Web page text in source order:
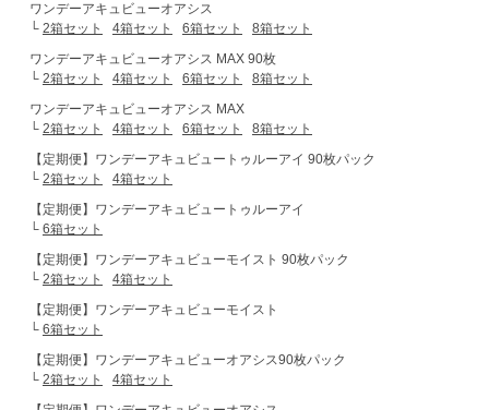
ワンデーアキュビューオアシス
└ 2箱セット 4箱セット 6箱セット
8箱セット
ワンデーアキュビューオアシス MAX 90枚
└ 2箱セット 4箱セット 6箱セット
8箱セット
ワンデーアキュビューオアシス MAX
└ 2箱セット 4箱セット 6箱セット
8箱セット
【定期便】ワンデーアキュビュートゥルーアイ 90枚パック
└ 2箱セット
4箱セット
【定期便】ワンデーアキュビュートゥルーアイ
└ 6箱セット
【定期便】ワンデーアキュビューモイスト 90枚パック
└ 2箱セット
4箱セット
【定期便】ワンデーアキュビューモイスト
└ 6箱セット
【定期便】ワンデーアキュビューオアシス90枚パック
└ 2箱セット
4箱セット